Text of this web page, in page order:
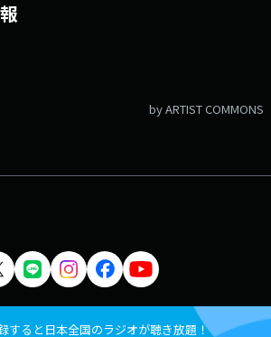
by ARTIST COMMONS
すると日本全国のラジオが聴き放題！